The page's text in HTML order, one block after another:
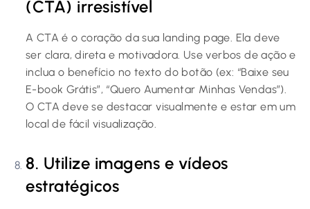
(CTA) irresistível
A CTA é o coração da sua landing page. Ela deve
ser clara, direta e motivadora. Use verbos de ação e
inclua o benefício no texto do botão (ex: “Baixe seu
E-book Grátis”, “Quero Aumentar Minhas Vendas”).
O CTA deve se destacar visualmente e estar em um
local de fácil visualização.
8. Utilize imagens e vídeos
estratégicos